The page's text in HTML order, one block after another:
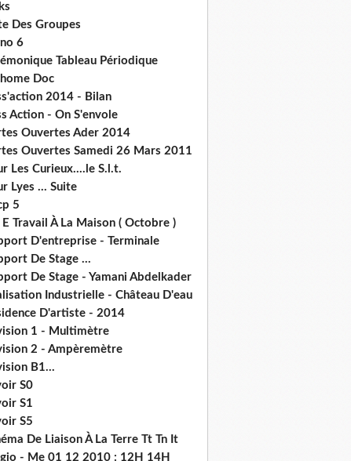
Des Groupes
6
Tableau Périodique
Doc
2014 - Bilan
Action - On S'envole
Ouvertes Ader 2014
Ouvertes Samedi 26 Mars 2011
Les Curieux....le S.l.t.
Lyes ... Suite
5
E Travail À La Maison ( Octobre )
D'entreprise - Terminale
De Stage ...
De Stage - Yamani Abdelkader
Industrielle - Château D'eau
D'artiste - 2014
1 - Multimètre
2 - Ampèremètre
B1...
S0
S1
S5
De Liaison À La Terre Tt Tn It
- Me 01 12 2010 : 12H 14H